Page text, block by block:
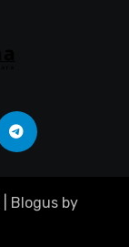
Blogusby